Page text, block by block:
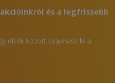
és a legfrissebb
elsők között csaphass le a